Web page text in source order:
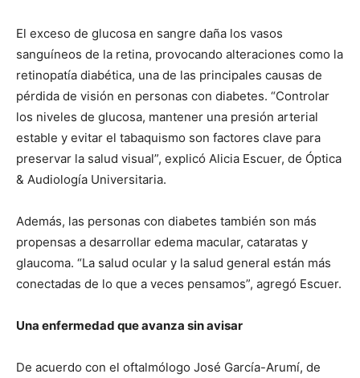
El exceso de glucosa en sangre daña los vasos
sanguíneos de la retina, provocando alteraciones como la
retinopatía diabética, una de las principales causas de
pérdida de visión en personas con diabetes. “Controlar
los niveles de glucosa, mantener una presión arterial
estable y evitar el tabaquismo son factores clave para
preservar la salud visual”, explicó Alicia Escuer, de Óptica
& Audiología Universitaria.
Además, las personas con diabetes también son más
propensas a desarrollar edema macular, cataratas y
glaucoma. “La salud ocular y la salud general están más
conectadas de lo que a veces pensamos”, agregó Escuer.
Una enfermedad que avanza sin avisar
De acuerdo con el oftalmólogo José García-Arumí, de